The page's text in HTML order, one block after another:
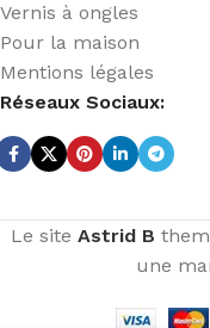
Vernis à ongles
Pour la maison
Mentions légales
Réseaux Sociaux:
Le site Astrid B
une